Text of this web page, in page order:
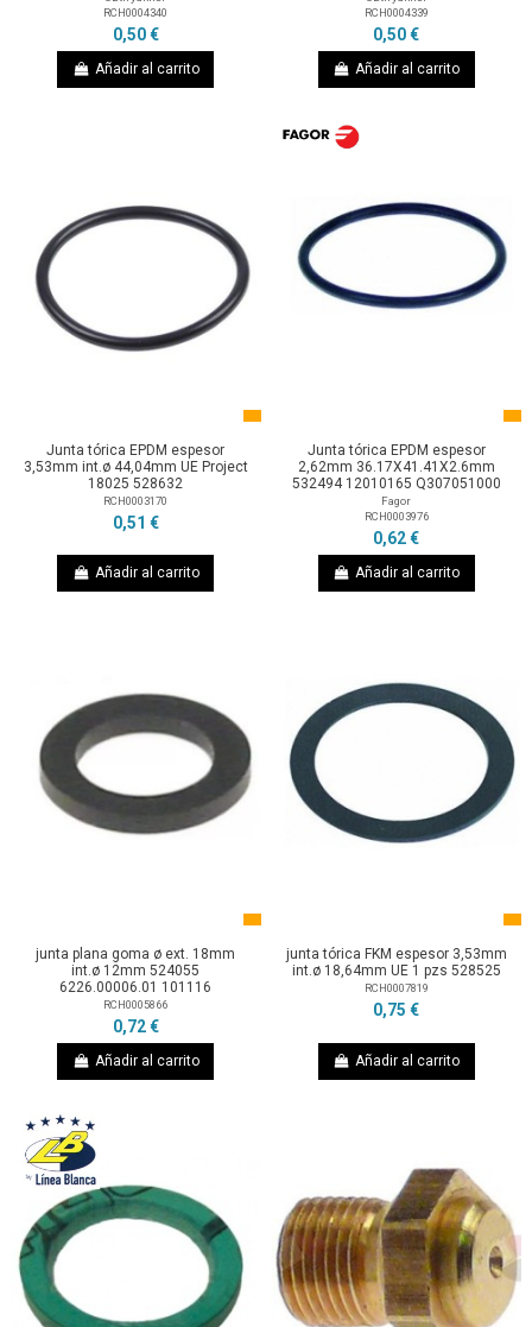
RCH0004340
0,50 €
Añadir al carrito
RCH0004339
0,50 €
Añadir al carrito
Junta tórica EPDM espesor
3,53mm int.ø 44,04mm UE Project
18025 528632
RCH0003170
0,51 €
Añadir al carrito
Junta tórica EPDM espesor
2,62mm 36.17X41.41X2.6mm
532494 12010165 Q307051000
Fagor
RCH0003976
0,62 €
Añadir al carrito
junta plana goma ø ext. 18mm
int.ø 12mm 524055
6226.00006.01 101116
RCH0005866
0,72 €
Añadir al carrito
junta tórica FKM espesor 3,53mm
int.ø 18,64mm UE 1 pzs 528525
RCH0007819
0,75 €
Añadir al carrito